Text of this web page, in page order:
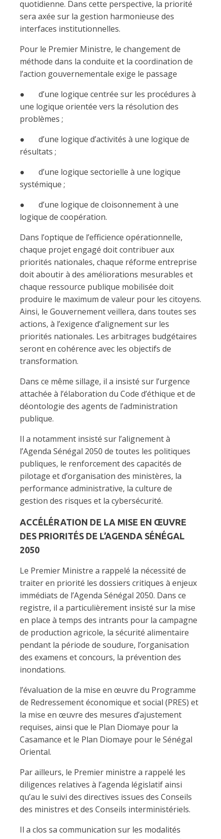
quotidienne. Dans cette perspective, la priorité
sera axée sur la gestion harmonieuse des
interfaces institutionnelles.
Pour le Premier Ministre, le changement de
méthode dans la conduite et la coordination de
l’action gouvernementale exige le passage
● d’une logique centrée sur les procédures à
une logique orientée vers la résolution des
problèmes ;
● d’une logique d’activités à une logique de
résultats ;
● d’une logique sectorielle à une logique
systémique ;
● d’une logique de cloisonnement à une
logique de coopération.
Dans l’optique de l’efficience opérationnelle,
chaque projet engagé doit contribuer aux
priorités nationales, chaque réforme entreprise
doit aboutir à des améliorations mesurables et
chaque ressource publique mobilisée doit
produire le maximum de valeur pour les citoyens.
Ainsi, le Gouvernement veillera, dans toutes ses
actions, à l’exigence d’alignement sur les
priorités nationales. Les arbitrages budgétaires
seront en cohérence avec les objectifs de
transformation.
Dans ce même sillage, il a insisté sur l’urgence
attachée à l’élaboration du Code d’éthique et de
déontologie des agents de l’administration
publique.
Il a notamment insisté sur l’alignement à
l’Agenda Sénégal 2050 de toutes les politiques
publiques, le renforcement des capacités de
pilotage et d’organisation des ministères, la
performance administrative, la culture de
gestion des risques et la cybersécurité.
ACCÉLÉRATION DE LA MISE EN ŒUVRE
DES PRIORITÉS DE L’AGENDA SÉNÉGAL
2050
Le Premier Ministre a rappelé la nécessité de
traiter en priorité les dossiers critiques à enjeux
immédiats de l’Agenda Sénégal 2050. Dans ce
registre, il a particulièrement insisté sur la mise
en place à temps des intrants pour la campagne
de production agricole, la sécurité alimentaire
pendant la période de soudure, l’organisation
des examens et concours, la prévention des
inondations.
l’évaluation de la mise en œuvre du Programme
de Redressement économique et social (PRES) et
la mise en œuvre des mesures d’ajustement
requises, ainsi que le Plan Diomaye pour la
Casamance et le Plan Diomaye pour le Sénégal
Oriental.
Par ailleurs, le Premier ministre a rappelé les
diligences relatives à l’agenda législatif ainsi
qu’au le suivi des directives issues des Conseils
des ministres et des Conseils interministériels.
Il a clos sa communication sur les modalités